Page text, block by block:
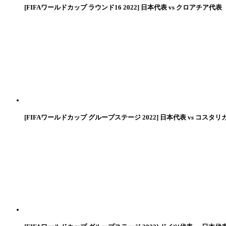
[FIFAワールドカップ ラウンド16 2022] 日本代表 vs クロアチア代表
[FIFAワールドカップ グループステージ 2022] 日本代表 vs コスタリ